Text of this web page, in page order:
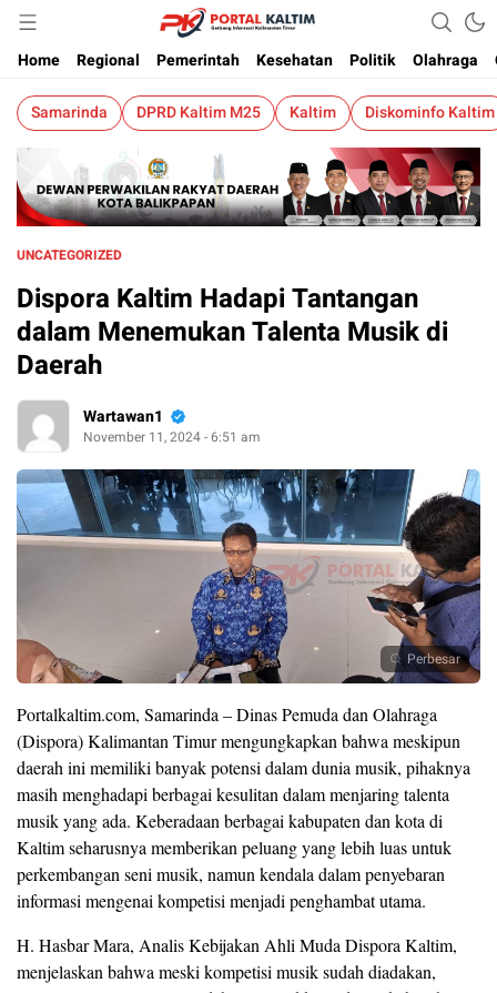
Portalkaltim.com
Berita Kaltim Terkini
Home
Regional Pemerintah Kesehatan Politik Olahraga
Samarinda DPRD Kaltim M25 Kaltim Diskominfo Kaltim
UNCATEGORIZED
Dispora Kaltim Hadapi Tantangan
dalam Menemukan Talenta Musik di
Daerah
Wartawan1
November 11, 2024 - 6:51 am
Perbesar
Portalkaltim.com, Samarinda – Dinas Pemuda dan Olahraga
(Dispora) Kalimantan Timur mengungkapkan bahwa meskipun
daerah ini memiliki banyak potensi dalam dunia musik, pihaknya
masih menghadapi berbagai kesulitan dalam menjaring talenta
musik yang ada. Keberadaan berbagai kabupaten dan kota di
Kaltim seharusnya memberikan peluang yang lebih luas untuk
perkembangan seni musik, namun kendala dalam penyebaran
informasi mengenai kompetisi menjadi penghambat utama.
H. Hasbar Mara, Analis Kebijakan Ahli Muda Dispora Kaltim,
menjelaskan bahwa meski kompetisi musik sudah diadakan,